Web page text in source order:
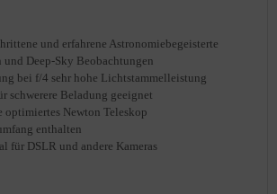
und erfahrene Astronomiebegeisterte
und Deep-Sky Beobachtungen
bei f/4 sehr hohe Lichtstammelleistung
schwerere Beladung geeignet
optimiertes Newton Teleskop
enthalten
für DSLR und andere Kameras